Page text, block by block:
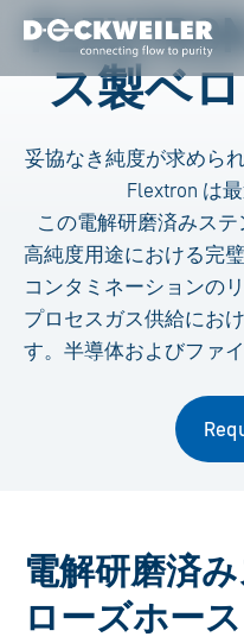
Landing page
検索ワードを入力してくだ
ス製ベ
妥協なき純度が求めら
Flextron は
この電解研磨済みステ
高純度用途における完
コンタミネーションの
プロセスガス供給にお
す。半導体およびファ
電解研磨済
ローズホース